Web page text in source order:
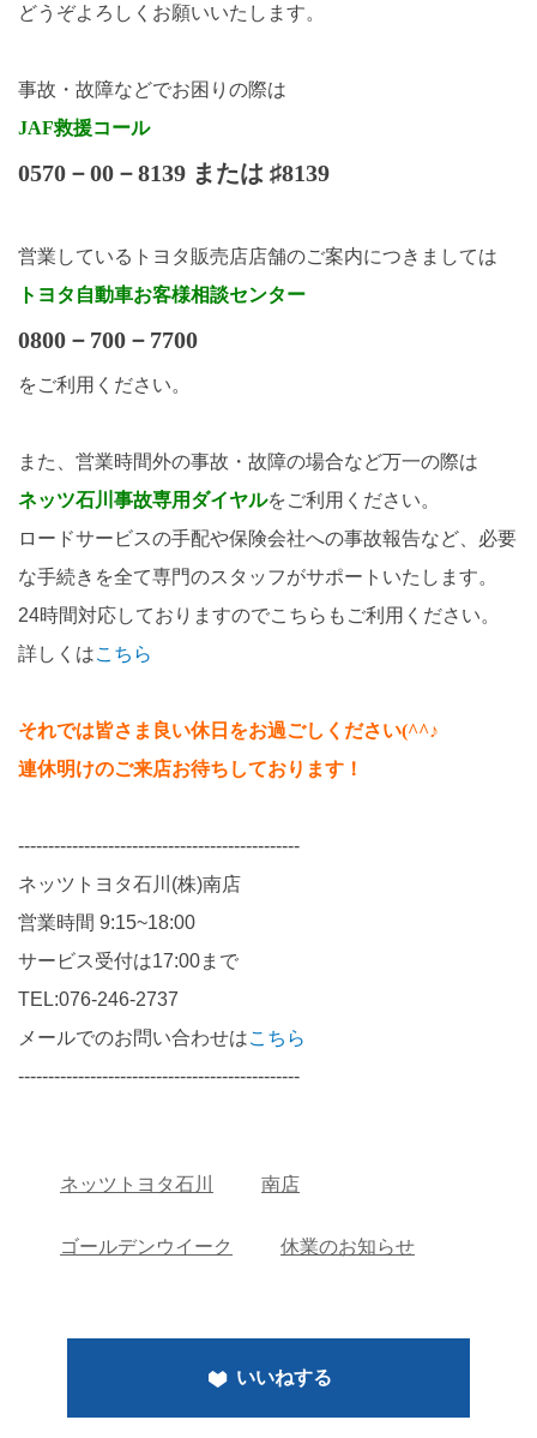
どうぞよろしくお願いいたします。
事故・故障などでお困りの際は
JAF救援コール
0570－00－8139 または ♯8139
営業しているトヨタ販売店店舗のご案内につきましては
トヨタ自動車お客様相談センター
0800－700－7700
をご利用ください。
また、営業時間外の事故・故障の場合など万一の際は
ネッツ石川事故専用ダイヤルをご利用ください。
ロードサービスの手配や保険会社への事故報告など、必要
な手続きを全て専門のスタッフがサポートいたします。
24時間対応しておりますのでこちらもご利用ください。
詳しくはこちら
それでは皆さま良い休日をお過ごしください(^^♪
連休明けのご来店お待ちしております！
-----------------------------------------------
ネッツトヨタ石川(株)南店
営業時間 9:15~18:00
サービス受付は17:00まで
TEL:076-246-2737
メールでのお問い合わせはこちら
-----------------------------------------------
ネッツトヨタ石川 南店
ゴールデンウイーク 休業のお知らせ
いいねする